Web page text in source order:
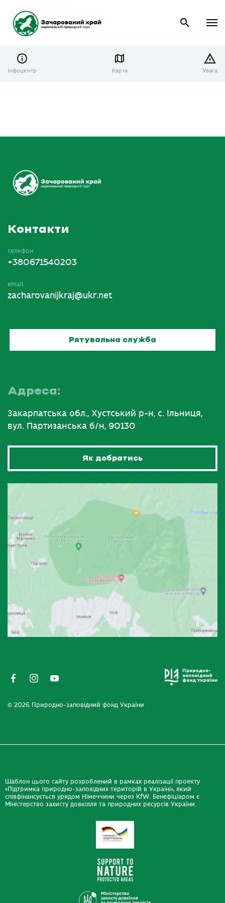
Інфоцентр Карта Увага
Контакти
телефон
+380671540203
email
zacharovanijkraj@ukr.net
Рятувальна служба
Адреса:
Закарпатська обл., Хустський р-н, с. Ільниця,
вул. Партизанська б/н, 90130
Як добратись
© 2026 Природно-заповідний фонд України
Шаблон цього сайту розроблений в рамках реалізації проекту
«Підтримка природно-заповідних територій в Україні», який
співфінансується урядом Німеччини через KfW. Бенефіціаром є
Міністерство захисту довкілля та природних ресурсів України.